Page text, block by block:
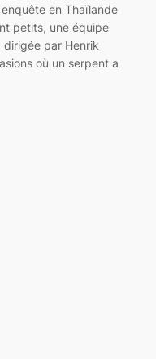
en Thaïlande
petits, une équipe
par Henrik
où un serpent a